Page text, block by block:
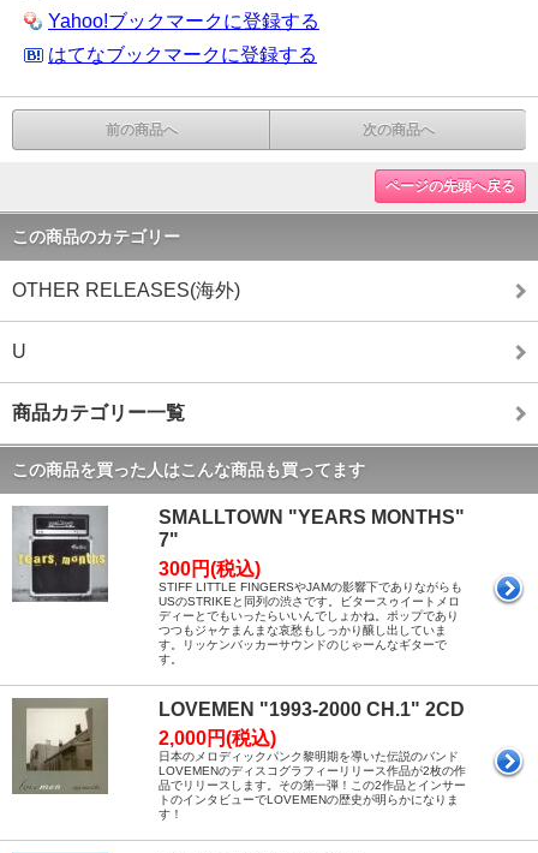
Yahoo!ブックマークに登録する
はてなブックマークに登録する
前の商品へ 次の商品へ
ページの先頭へ戻る
この商品のカテゴリー
OTHER RELEASES(海外)
U
商品カテゴリー一覧
この商品を買った人はこんな商品も買ってます
SMALLTOWN "YEARS MONTHS"
7"
300円(税込)
STIFF LITTLE FINGERSやJAMの影響下でありながらも
USのSTRIKEと同列の渋さです。ビタースゥイートメロ
ディーとでもいったらいいんでしょかね。ポップであり
つつもジャケまんまな哀愁もしっかり醸し出していま
す。リッケンバッカーサウンドのじゃーんなギターで
す。
LOVEMEN "1993-2000 CH.1" 2CD
2,000円(税込)
日本のメロディックパンク黎明期を導いた伝説のバンド
LOVEMENのディスコグラフィーリリース作品が2枚の作
品でリリースします。その第一弾！この2作品とインサー
トのインタビューでLOVEMENの歴史が明らかになりま
す！